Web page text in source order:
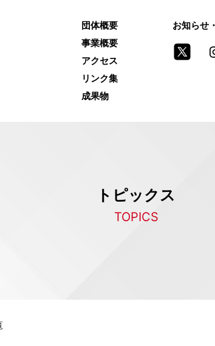
団体概要
事業概要
アクセス
リンク集
成果物
お知らせ
トピックス
TOPICS